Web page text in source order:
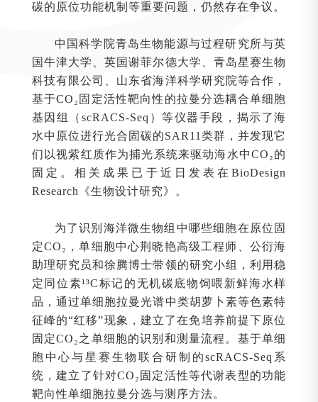
碳的原位功能机制等重要问题，仍然存在争议。
中国科学院青岛生物能源与过程研究所与英
国牛津大学、英国谢菲尔德大学、青岛星赛生物
科技有限公司、山东省海洋科学研究院等合作，
基于CO₂固定活性靶向性的拉曼分选耦合单细胞
基因组（scRACS-Seq）等仪器手段，揭示了海
水中原位进行光合固碳的SAR11类群，并发现它
们以视紫红质作为捕光系统来驱动海水中CO₂的
固定。相关成果已于近日发表在BioDesign
Research《生物设计研究》。
为了识别海洋微生物组中哪些细胞在原位固
定CO₂，单细胞中心荆晓艳高级工程师、公衍海
助理研究员和徐腾博士带领的研究小组，利用稳
定同位素¹³C标记的无机碳底物饲喂新鲜海水样
品，通过单细胞拉曼光谱中类胡萝卜素等色素特
征峰的“红移”现象，建立了在免培养前提下原位
固定CO₂之单细胞的识别和测量流程。基于单细
胞中心与星赛生物联合研制的scRACS-Seq系
统，建立了针对CO₂固定活性等代谢表型的功能
靶向性单细胞拉曼分选与测序方法。